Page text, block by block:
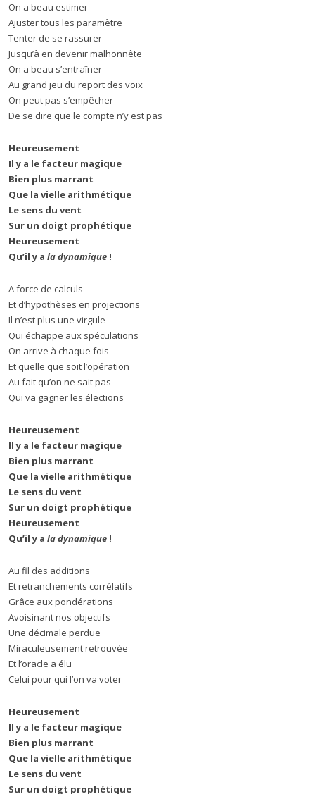
On a beau estimer
Ajuster tous les paramètre
Tenter de se rassurer
Jusqu’à en devenir malhonnête
On a beau s’entraîner
Au grand jeu du report des voix
On peut pas s’empêcher
De se dire que le compte n’y est pas
Heureusement
Il y a le facteur magique
Bien plus marrant
Que la vielle arithmétique
Le sens du vent
Sur un doigt prophétique
Heureusement
Qu’il y a la dynamique !
A force de calculs
Et d’hypothèses en projections
Il n’est plus une virgule
Qui échappe aux spéculations
On arrive à chaque fois
Et quelle que soit l’opération
Au fait qu’on ne sait pas
Qui va gagner les élections
Heureusement
Il y a le facteur magique
Bien plus marrant
Que la vielle arithmétique
Le sens du vent
Sur un doigt prophétique
Heureusement
Qu’il y a la dynamique !
Au fil des additions
Et retranchements corrélatifs
Grâce aux pondérations
Avoisinant nos objectifs
Une décimale perdue
Miraculeusement retrouvée
Et l’oracle a élu
Celui pour qui l’on va voter
Heureusement
Il y a le facteur magique
Bien plus marrant
Que la vielle arithmétique
Le sens du vent
Sur un doigt prophétique